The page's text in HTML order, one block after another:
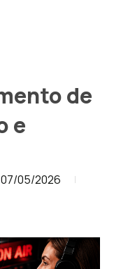
de
e
07/05/2026